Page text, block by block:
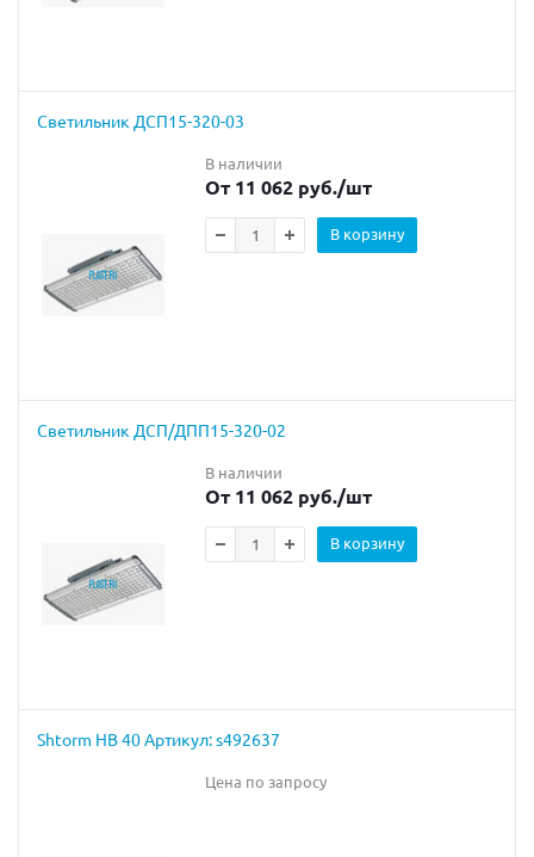
Светильник ДСП15-320-03
В наличии
От 11 062 руб./шт
В корзину
Светильник ДСП/ДПП15-320-02
В наличии
От 11 062 руб./шт
В корзину
Shtorm HB 40 Артикул: s492637
Цена по запросу